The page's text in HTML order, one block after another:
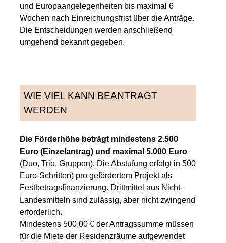
und Europaangelegenheiten bis maximal 6
Wochen nach Einreichungsfrist über die Anträge.
Die Entscheidungen werden anschließend
umgehend bekannt gegeben.
WIE VIEL KANN BEANTRAGT
WERDEN
Die Förderhöhe beträgt mindestens 2.500
Euro (Einzelantrag) und maximal 5.000 Euro
(Duo, Trio, Gruppen). Die Abstufung erfolgt in 500
Euro-Schritten) pro gefördertem Projekt als
Festbetragsfinanzierung. Drittmittel aus Nicht-
Landesmitteln sind zulässig, aber nicht zwingend
erforderlich.
Mindestens 500,00 € der Antragssumme müssen
für die Miete der Residenzräume aufgewendet